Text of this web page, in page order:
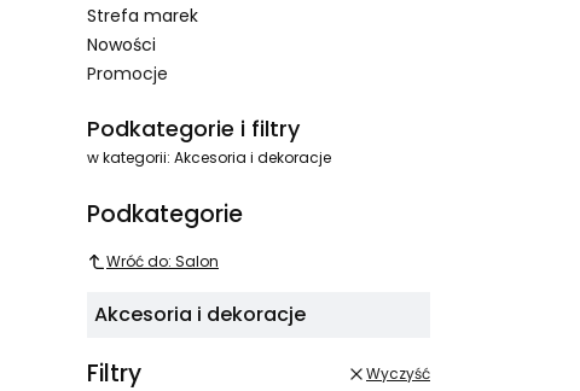
Strefa marek
Nowości
Promocje
Podkategorie i filtry
w kategorii: Akcesoria i dekoracje
Podkategorie
Wróć do: Salon
Akcesoria i dekoracje
Filtry Wyczyść